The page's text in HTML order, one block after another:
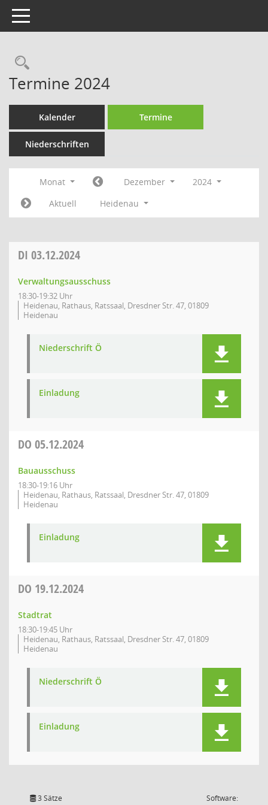
Toggle navigation
Rechercheauswahl
Termine 2024
Kalender Termine
Niederschriften
Monat Dezember
2024
Aktuell
Heidenau
DI 03.12.2024
Verwaltungsausschuss
18:30-19:32 Uhr
Heidenau, Rathaus, Ratssaal, Dresdner Str. 47, 01809
Heidenau
Niederschrift Ö
Einladung
DO 05.12.2024
Bauausschuss
18:30-19:16 Uhr
Heidenau, Rathaus, Ratssaal, Dresdner Str. 47, 01809
Heidenau
Einladung
DO 19.12.2024
Stadtrat
18:30-19:45 Uhr
Heidenau, Rathaus, Ratssaal, Dresdner Str. 47, 01809
Heidenau
Niederschrift Ö
Einladung
3 Sätze
Software: